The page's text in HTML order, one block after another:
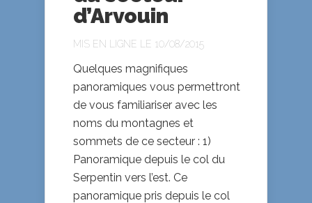
d’Arvouin
MIS EN LIGNE LE 10/08/2015
Quelques magnifiques
panoramiques vous permettront
de vous familiariser avec les
noms du montagnes et
sommets de ce secteur : 1)
Panoramique depuis le col du
Serpentin vers l’est. Ce
panoramique pris depuis le col